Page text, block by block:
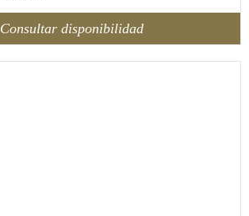
Consultar disponibilidad